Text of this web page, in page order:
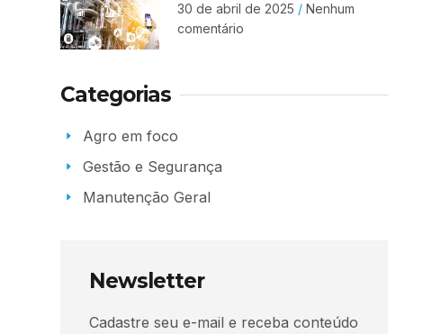
30 de abril de 2025 Nenhum
comentário
Categorias
Agro em foco
Gestão e Segurança
Manutenção Geral
Newsletter
Cadastre seu e-mail e receba conteúdo